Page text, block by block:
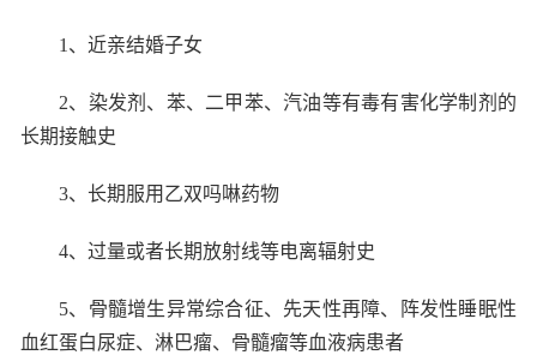
1 、近亲结婚子女
2、染发剂、苯、二甲苯、汽油等有毒有害化学制剂的
长期接触史
3、长期服用乙双吗啉药物
4、过量或者长期放射线等电离辐射史
5、骨髓增生异常综合征、先天性再障、阵发性睡眠性
血红蛋白尿症、淋巴瘤、骨髓瘤等血液病患者